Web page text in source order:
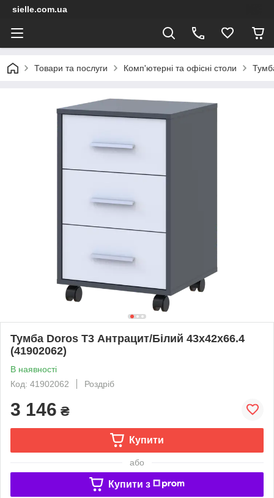
sielle.com.ua
Товари та послуги Комп'ютерні та офісні столи
Тумба Doros Т3 Антрацит/Білий 43х42х66.4
(41902062)
В наявності
Код: 41902062
Роздріб
3 146 ₴
Купити
або
Купити з